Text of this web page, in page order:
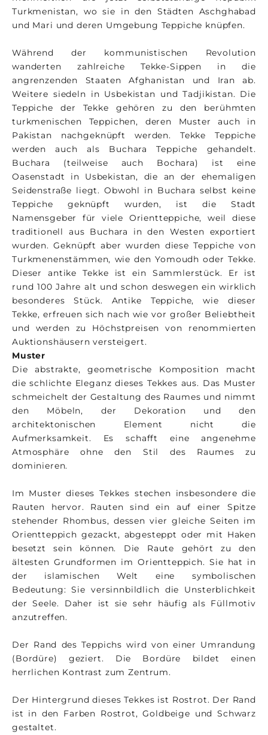
Turkmenistan, wo sie in den Städten Aschghabad
und Mari und deren Umgebung Teppiche knüpfen.
Während der kommunistischen Revolution
wanderten zahlreiche Tekke-Sippen in die
angrenzenden Staaten Afghanistan und Iran ab.
Weitere siedeln in Usbekistan und Tadjikistan. Die
Teppiche der Tekke gehören zu den berühmten
turkmenischen Teppichen, deren Muster auch in
Pakistan nachgeknüpft werden. Tekke Teppiche
werden auch als Buchara Teppiche gehandelt.
Buchara (teilweise auch Bochara) ist eine
Oasenstadt in Usbekistan, die an der ehemaligen
Seidenstraße liegt. Obwohl in Buchara selbst keine
Teppiche geknüpft wurden, ist die Stadt
Namensgeber für viele Orientteppiche, weil diese
traditionell aus Buchara in den Westen exportiert
wurden. Geknüpft aber wurden diese Teppiche von
Turkmenenstämmen, wie den Yomoudh oder Tekke.
Dieser antike Tekke ist ein Sammlerstück. Er ist
rund 100 Jahre alt und schon deswegen ein wirklich
besonderes Stück. Antike Teppiche, wie dieser
Tekke, erfreuen sich nach wie vor großer Beliebtheit
und werden zu Höchstpreisen von renommierten
Auktionshäusern versteigert.
Muster
Die abstrakte, geometrische Komposition macht
die schlichte Eleganz dieses Tekkes aus. Das Muster
schmeichelt der Gestaltung des Raumes und nimmt
den Möbeln, der Dekoration und den
architektonischen Element nicht die
Aufmerksamkeit. Es schafft eine angenehme
Atmosphäre ohne den Stil des Raumes zu
dominieren.
Im Muster dieses Tekkes stechen insbesondere die
Rauten hervor. Rauten sind ein auf einer Spitze
stehender Rhombus, dessen vier gleiche Seiten im
Orientteppich gezackt, abgesteppt oder mit Haken
besetzt sein können. Die Raute gehört zu den
ältesten Grundformen im Orientteppich. Sie hat in
der islamischen Welt eine symbolischen
Bedeutung: Sie versinnbildlich die Unsterblichkeit
der Seele. Daher ist sie sehr häufig als Füllmotiv
anzutreffen.
Der Rand des Teppichs wird von einer Umrandung
(Bordüre) geziert. Die Bordüre bildet einen
herrlichen Kontrast zum Zentrum.
Der Hintergrund dieses Tekkes ist Rostrot. Der Rand
ist in den Farben Rostrot, Goldbeige und Schwarz
gestaltet.